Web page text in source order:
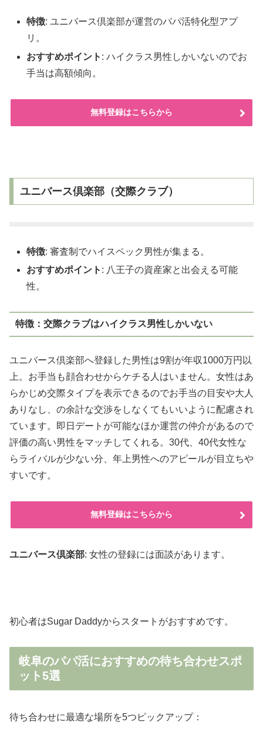
特徴: ユニバース倶楽部が運営のパパ活特化型アプ
リ。
おすすめポイント : ハイクラス男性しかいないのでお
手当は高額傾向。
無料登録はこちらから
ユニバース倶楽部（交際クラブ）
特徴: 審査制でハイスペック男性が集まる。
おすすめポイント : 八王子の資産家と出会える可能
性。
特徴：交際クラブはハイクラス男性しかいない
ユニバース倶楽部へ登録した男性は9割が年収1000万円以
上。お手当も顔合わせからケチる人はいません。女性はあ
らかじめ交際タイプを表示できるのでお手当の目安や大人
ありなし、の余計な交渉をしなくてもいいように配慮され
ています。即日デートが可能なほか運営の仲介があるので
評価の高い男性をマッチしてくれる。30代、40代女性な
らライバルが少ない分、年上男性へのアピールが目立ちや
すいです。
無料登録はこちらから
ユニバース倶楽部: 女性の登録には面談があります。
初心者はSugar Daddyからスタートがおすすめです。
岐阜のパパ活におすすめの待ち合わせスポ
ット5選
待ち合わせに最適な場所を5つピックアップ：